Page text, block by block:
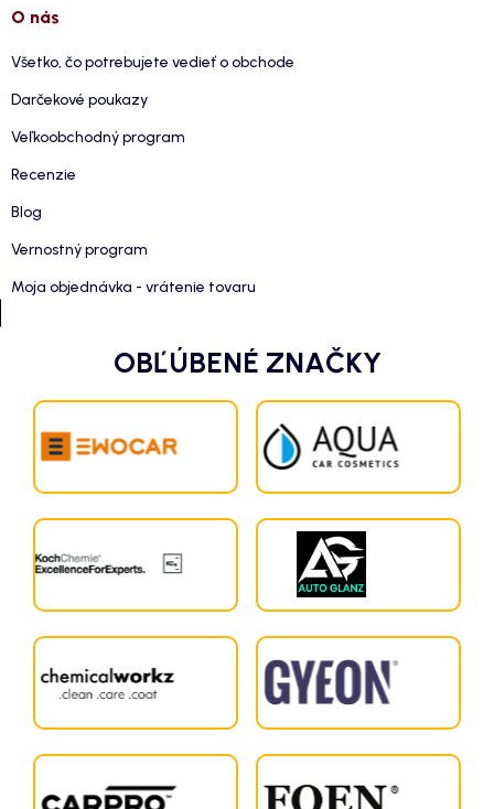
O nás
Všetko, čo potrebujete vedieť o obchode
Darčekové poukazy
Veľkoobchodný program
Recenzie
Blog
Vernostný program
Moja objednávka - vrátenie tovaru
OBĽÚBENÉ ZNAČKY